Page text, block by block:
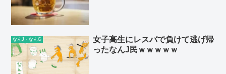
なんJ・なんG
女子高生にレスバで負けて逃げ帰
ったなんJ民ｗｗｗｗｗ